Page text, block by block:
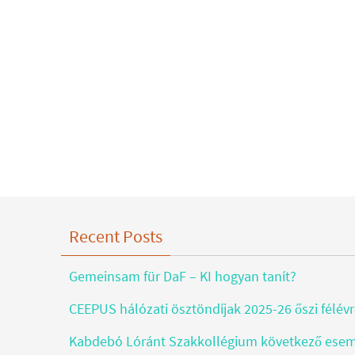
Recent Posts
Gemeinsam für DaF – KI hogyan tanít?
CEEPUS hálózati ösztöndíjak 2025-26 őszi
Kabdebó Lóránt Szakkollégium következő